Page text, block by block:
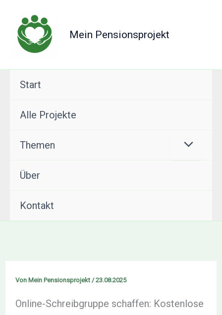
Inhalt
springen
Mein Pensionsprojekt
Start
Alle Projekte
Themen
Über
Kontakt
Von Mein Pensionsprojekt /23.08.2025
Online-Schreibgruppe schaffen: Kostenlose